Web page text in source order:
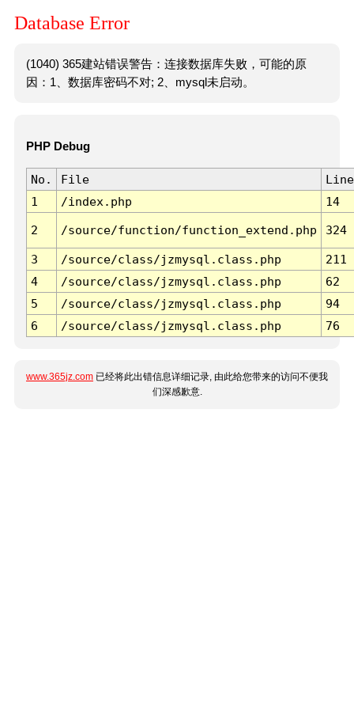
Database Error
(1040) 365建站错误警告：连接数据库失败，可能的原
因：1、数据库密码不对; 2、mysql未启动。
PHP Debug
No. File
Line
1
/index.php 14
2 /source/function/function_extend.php 324
3 /source/class/jzmysql.class.php
211
4
/source/class/jzmysql.class.php
62
5
/source/class/jzmysql.class.php
94
6
/source/class/jzmysql.class.php 76
www.365jz.com 已经将此出错信息详细记录, 由此给您带来的访问不便我
们深感歉意.